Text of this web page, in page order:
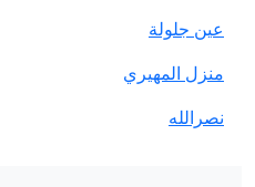
عين جلولة
منزل المهيري
نصرالله